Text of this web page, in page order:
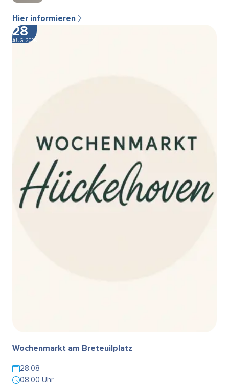
Hier informieren
28
AUG. 2026
Wochenmarkt am Breteuilplatz
28.08
08:00 Uhr